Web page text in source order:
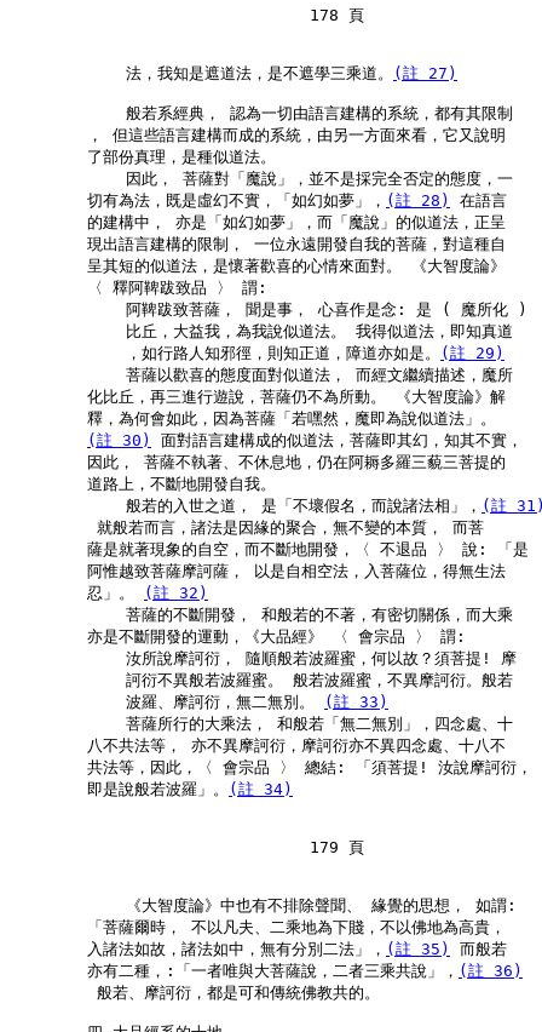
                               178 頁
            法，我知是遮道法，是不遮學三乘道。
(註 27)
            般若系經典， 認為一切由語言建構的系統，都有其限制
        ， 但這些語言建構而成的系統，由另一方面來看，它又說明
        了部份真理，是種似道法。
            因此， 菩薩對「魔說」，並不是採完全否定的態度，一
        切有為法，既是虛幻不實，「如幻如夢」，
(註 28)
在語言
        的建構中， 亦是「如幻如夢」，而「魔說」的似道法，正呈
        現出語言建構的限制， 一位永遠開發自我的菩薩，對這種自
        呈其短的似道法，是懷著歡喜的心情來面對。 《大智度論》
        〈 釋阿鞞跋致品 〉 謂:
            阿鞞跋致菩薩， 聞是事， 心喜作是念: 是 ( 魔所化 )
            比丘，大益我，為我說似道法。 我得似道法，即知真道
            ，如行路人知邪徑，則知正道，障道亦如是。
(註 29)
            菩薩以歡喜的態度面對似道法， 而經文繼續描述，魔所
        化比丘，再三進行遊說，菩薩仍不為所動。 《大智度論》解
        釋，為何會如此，因為菩薩「若嘿然，魔即為說似道法」。
(註 30)
面對語言建構成的似道法，菩薩即其幻，知其不實，
        因此， 菩薩不執著、不休息地，仍在阿耨多羅三藐三菩提的
        道路上，不斷地開發自我。
            般若的入世之道， 是「不壞假名，而說諸法相」，
(註
         就般若而言，諸法是因緣的聚合，無不變的本質， 而菩
        薩是就著現象的自空，而不斷地開發，〈 不退品 〉 說: 「是
        阿惟越致菩薩摩訶薩， 以是自相空法，入菩薩位，得無生法
        忍」。
(註 32)
            菩薩的不斷開發， 和般若的不著，有密切關係，而大乘
        亦是不斷開發的運動，《大品經》 〈 會宗品 〉 謂:
            汝所說摩訶衍， 隨順般若波羅蜜，何以故？須菩提! 摩
            訶衍不異般若波羅蜜。 般若波羅蜜，不異摩訶衍。般若
            波羅、摩訶衍，無二無別。
(註 33)
            菩薩所行的大乘法， 和般若「無二無別」，四念處、十
        八不共法等， 亦不異摩訶衍，摩訶衍亦不異四念處、十八不
        共法等，因此，〈 會宗品 〉 總結: 「須菩提! 汝說摩訶衍，
        即是說般若波羅」。
(註 34)
                               179 頁
            《大智度論》中也有不排除聲聞、 緣覺的思想， 如謂:
        「菩薩爾時， 不以凡夫、二乘地為下賤，不以佛地為高貴，
        入諸法如故，諸法如中，無有分別二法」，
(註 35)
而般若
        亦有二種，:「一者唯與大菩薩說，二者三乘共說」，
(註 36)
         般若、摩訶衍，都是可和傳統佛教共的。